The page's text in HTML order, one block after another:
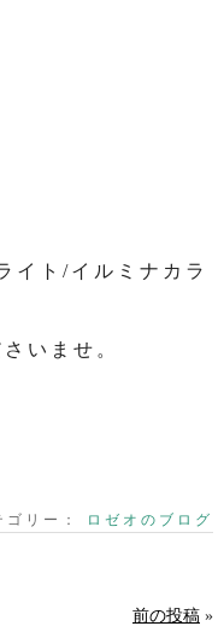
イト/イルミナカラ
いませ。
リー： ロゼオのブログ
前の投稿 »